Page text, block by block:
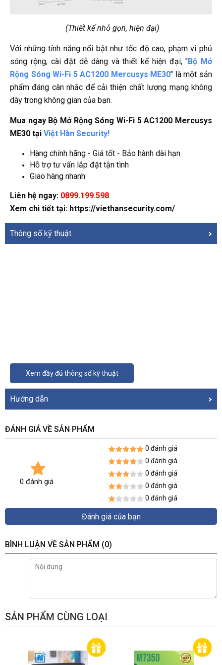
(Thiết kế nhỏ gọn, hiện đại)
Với những tính năng nổi bật như tốc độ cao, phạm vi phủ
sóng rộng, cài đặt dễ dàng và thiết kế hiện đại, "Bộ Mở
Rộng Sóng Wi-Fi 5 AC1200 Mercusys ME30" là một sản
phẩm đáng cân nhắc để cải thiện chất lượng mạng không
dây trong không gian của bạn.
Mua ngay Bộ Mở Rộng Sóng Wi-Fi 5 AC1200 Mercusys
ME30 tại Việt Hàn Security!
Hàng chính hãng - Giá tốt - Bảo hành dài hạn
Hỗ trợ tư vấn lắp đặt tận tình
Giao hàng nhanh
Liên hệ ngay: 0899.199.598
Xem chi tiết tại: https://viethansecurity.com/
Thông số kỹ thuật
Xem đầy đủ thông số kỹ thuật
Hướng dẫn
ĐÁNH GIÁ VỀ SẢN PHẨM
0 đánh giá
0 đánh giá
0 đánh giá
0 đánh giá
0 đánh giá
0 đánh giá
Đánh giá của bạn
BÌNH LUẬN VỀ SẢN PHẨM (0)
SẢN PHẨM CÙNG LOẠI